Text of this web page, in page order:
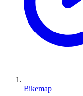
Bikemap